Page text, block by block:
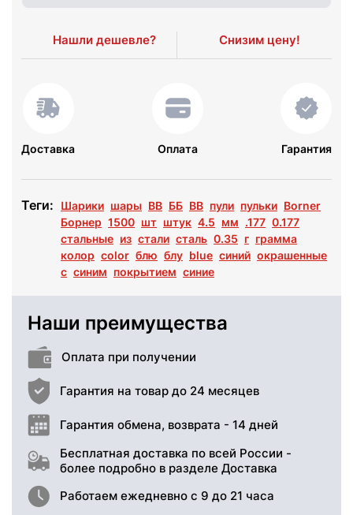
Нашли дешевле? Снизим цену!
Доставка Оплата Гарантия
Теги: Шарики шары BB ББ ВВ пули пульки Borner
Борнер 1500 шт штук 4.5 мм .177 0.177
стальные из стали сталь 0.35 г грамма
колор color блю блу blue синий окрашенные
с синим покрытием синие
Наши преимущества
Оплата при получении
Гарантия на товар до 24 месяцев
Гарантия обмена, возврата - 14 дней
Бесплатная доставка по всей России -
более подробно в разделе Доставка
Работаем ежедневно с 9 до 21 часа